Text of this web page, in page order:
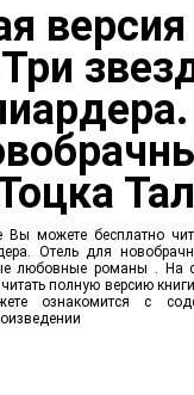
Вы можете бесплатно
Отель для
любовные романы . На
полную версию
ознакомится с